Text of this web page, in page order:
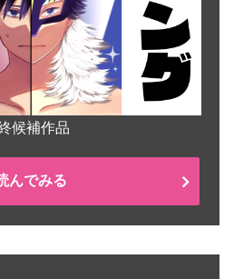
候補作品
んでみる